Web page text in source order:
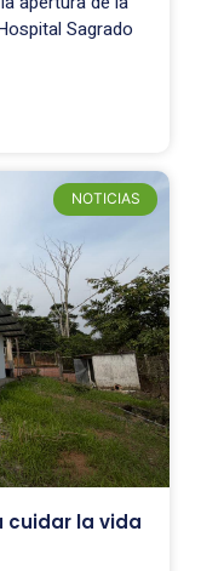
Sagrado
NOTICIAS
cuidar la vida